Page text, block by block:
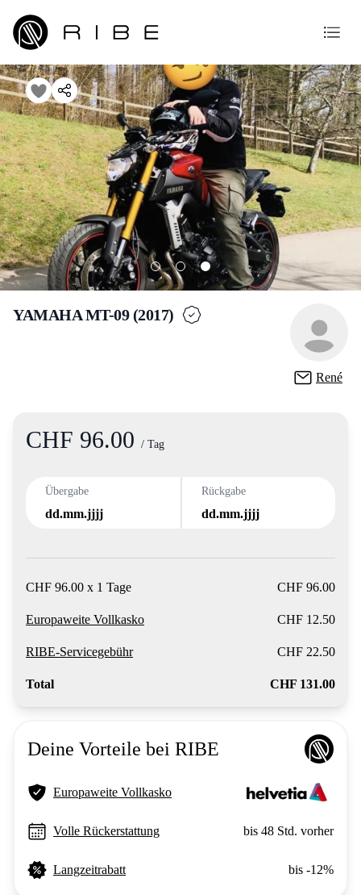
YAMAHA MT-09 (2017)
René
Product information
CHF 96.00 / Tag
Übergabe
dd.mm.jjjj
Rückgabe
dd.mm.jjjj
CHF 96.00 x 1 Tage CHF 96.00
Europaweite Vollkasko CHF 12.50
RIBE-Servicegebühr CHF 22.50
Total CHF 131.00
Deine Vorteile bei RIBE
Europaweite Vollkasko
Volle Rückerstattung bis 48 Std. vorher
Langzeitrabatt bis -12%